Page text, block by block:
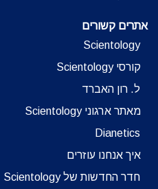
אתרים קשורים
Scientology
קורסי Scientology
ל. רון האברד
מאתר ארגוני Scientology
Dianetics
איך אנחנו עוזרים
חדר החדשות של Scientology